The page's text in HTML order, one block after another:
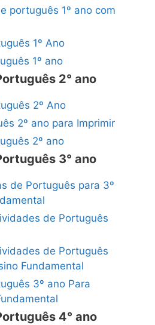
português 1º ano com
1º Ano
1º ano
2° ano
2º Ano
2º ano para Imprimir
2º ano
3° ano
de Português para 3º
de Português
de Português
Fundamental
3º ano Para
4° ano